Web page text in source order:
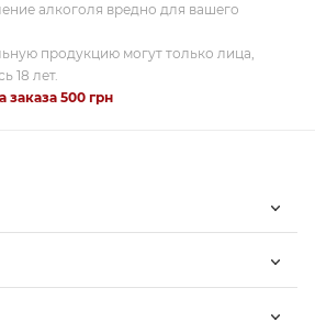
алкоголя вредно для вашего
продукцию могут только лица,
18 лет.
500 грн